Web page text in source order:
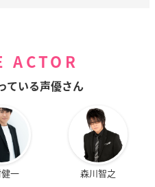
ACTOR
ている声優さん
一 森川智之